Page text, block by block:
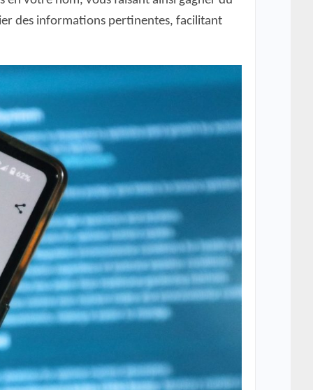
des informations pertinentes, facilitant